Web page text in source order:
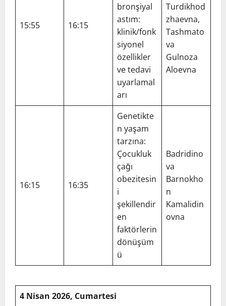
15:55 16:15
bronşiyal
astım:
klinik/fonk
siyonel
özellikler
ve tedavi
uyarlamal
arı
Turdikhod
zhaevna,
Tashmato
va
Gulnoza
Aloevna
16:15 16:35
Genetikte
n yaşam
tarzına:
Çocukluk
çağı
obezitesin
i
şekillendir
en
faktörlerin
dönüşüm
ü
Badridino
va
Barnokho
n
Kamalidin
ovna
4 Nisan 2026, Cumartesi